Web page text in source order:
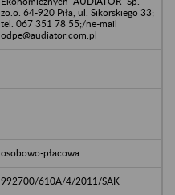
zo.o. 64-920 Piła, ul. Sikorskiego 33;
tel. 067 351 78 55;/ne-mail
odpe@audiator.com.pl
osobowo-płacowa
992700/610A/4/2011/SAK